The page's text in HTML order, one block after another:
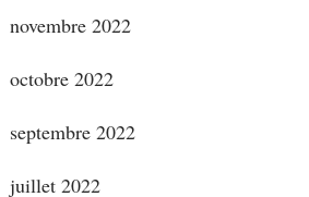
novembre 2022
octobre 2022
septembre 2022
juillet 2022